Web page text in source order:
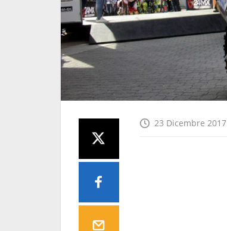
23 Dicembre 2017